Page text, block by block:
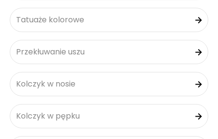
Tatuaże kolorowe
Przekłuwanie uszu
Kolczyk w nosie
Kolczyk w pępku